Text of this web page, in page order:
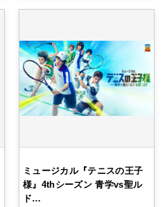
ミュージカル『テニスの王子
様』4thシーズン 青学vs聖ル
ド…